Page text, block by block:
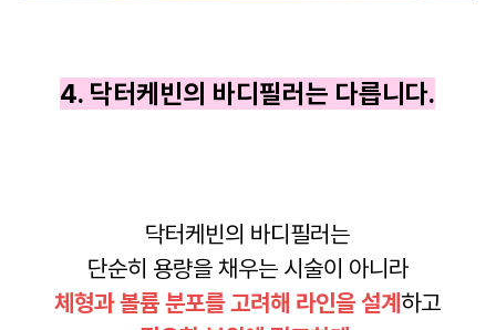
4. 닥터케빈의 바디필러는 다릅니다.
닥터케빈의 바디필러는
단순히 용량을 채우는 시술이 아니라
체형과 볼륨 분포를 고려해 라인을 설계 하고